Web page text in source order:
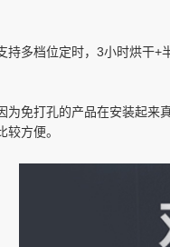
多档位定时，3小时烘干
为免打孔的产品在安装起
方便。